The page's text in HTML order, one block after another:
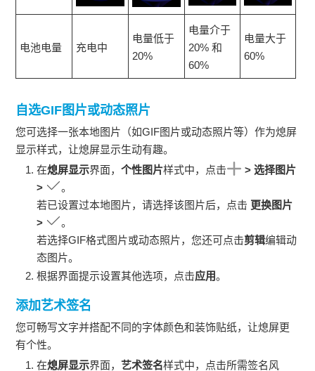
电池电量 充电中
电量低于
20%
电量介于
20% 和
60%
电量大于
60%
自选GIF图片或动态照片
您可选择一张本地图片（如GIF图片或动态照片等）作为熄屏
显示样式，让熄屏显示生动有趣。
在熄屏显示界面，个性图片样式中，点击 >选择图片
>
。
若已设置过本地图片，请选择该图片后，点击 更换图片
>
。
若选择GIF格式图片或动态照片，您还可点击剪辑编辑动
态图片。
根据界面提示设置其他选项，点击应用。
添加艺术签名
您可畅写文字并搭配不同的字体颜色和装饰贴纸，让熄屏更
有个性。
在熄屏显示界面，艺术签名样式中，点击所需签名风